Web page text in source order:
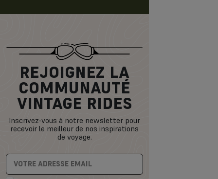
REJOIGNEZ LA
COMMUNAUTÉ
VINTAGE RIDES
Inscrivez-vous à notre newsletter pour
recevoir le meilleur de nos inspirations
de voyage.